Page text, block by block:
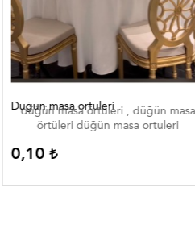
Düğün masa örtüleri
düğün masa örtüleri , düğün masa
örtüleri düğün masa ortuleri
0,10